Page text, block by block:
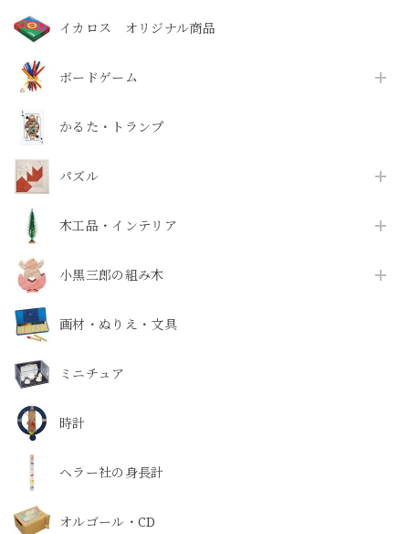
イカロス オリジナル商品
ボードゲーム
かるた・トランプ
パズル
木工品・インテリア
小黒三郎の組み木
画材・ぬりえ・文具
ミニチュア
時計
ヘラー社の身長計
オルゴール・CD